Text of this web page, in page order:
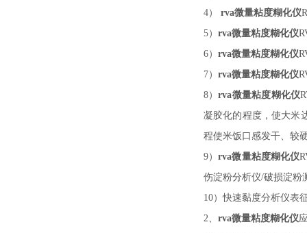
4） rva微量粘度糊化仪
5） rva微量粘度糊化仪
6） rva微量粘度糊化仪
7） rva微量粘度糊化仪
8）rva微量粘度糊化仪
凝胶化的程度，使大米
程使米饭口感发干、较
9）rva微量粘度糊化仪
伤淀粉分析仪/破损淀粉
10）快速黏度分析仪表
2、 rva微量粘度糊化仪